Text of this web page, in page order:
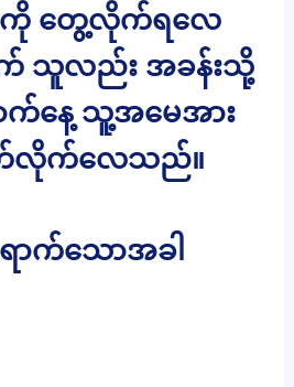
ကို တွေ့လိုက်ရလေ
သူလည်း အခန်းသို့
ာက်နေ့ သူ့အမေအား
တ်လိုက်လေသည်။
ာက်သောအခါ